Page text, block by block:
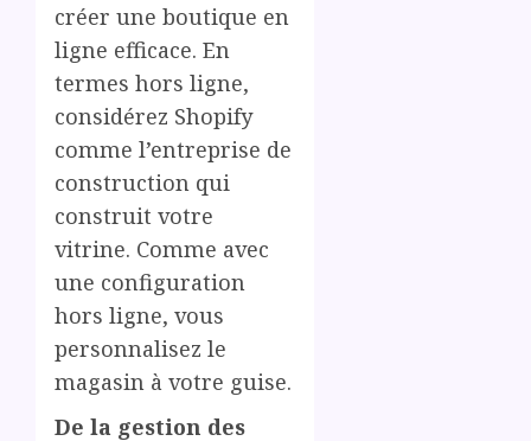
créer une boutique en
ligne efficace. En
termes hors ligne,
considérez Shopify
comme l’entreprise de
construction qui
construit votre
vitrine. Comme avec
une configuration
hors ligne, vous
personnalisez le
magasin à votre guise.
De la gestion des